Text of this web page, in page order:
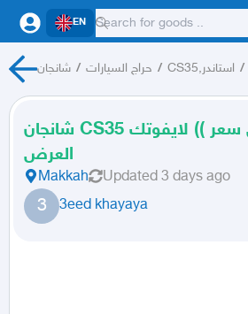
EN
شانجان / حراج السيارات / CS35,استاندر /
شانجان CS35 ترند 2026 (( اقل سعر )) لايفوتك
العرض
Makkah Updated 3 days ago
3 3eed khayaya